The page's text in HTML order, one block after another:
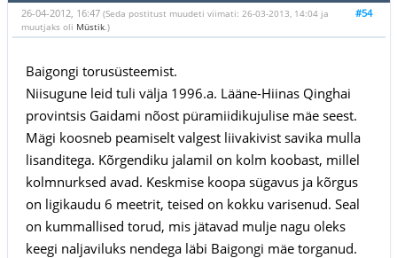
#54
26-04-2012, 16:47 (Seda postitust muudeti viimati: 26-03-2013, 14:04 ja
muutjaks oli Müstik.)
Baigongi torusüsteemist.
Niisugune leid tuli välja 1996.a. Lääne-Hiinas Qinghai
provintsis Gaidami nõost püramiidikujulise mäe seest.
Mägi koosneb peamiselt valgest liivakivist savika mulla
lisanditega. Kõrgendiku jalamil on kolm koobast, millel
kolmnurksed avad. Keskmise koopa sügavus ja kõrgus
on ligikaudu 6 meetrit, teised on kokku varisenud. Seal
on kummallised torud, mis jätavad mulje nagu oleks
keegi naljaviluks nendega läbi Baigongi mäe torganud.